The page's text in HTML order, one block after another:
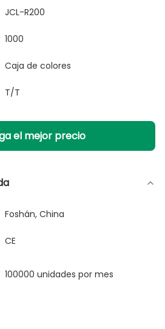
JCL-R200
1000
Caja de colores
T/T
el mejor precio
Foshán, China
CE
100000 unidades por mes